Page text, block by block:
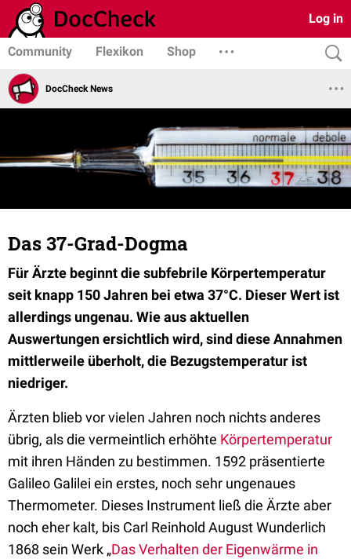
Log in
Community Flexikon Shop
DocCheck News
Das 37-Grad-Dogma
Für Ärzte beginnt die subfebrile Körpertemperatur
seit knapp 150 Jahren bei etwa 37°C. Dieser Wert ist
allerdings ungenau. Wie aus aktuellen
Auswertungen ersichtlich wird, sind diese Annahmen
mittlerweile überholt, die Bezugstemperatur ist
niedriger.
Ärzten blieb vor vielen Jahren noch nichts anderes
übrig, als die vermeintlich erhöhte Körpertemperatur
mit ihren Händen zu bestimmen. 1592 präsentierte
Galileo Galilei ein erstes, noch sehr ungenaues
Thermometer. Dieses Instrument ließ die Ärzte aber
noch eher kalt, bis Carl Reinhold August Wunderlich
1868 sein Werk „Das Verhalten der Eigenwärme in